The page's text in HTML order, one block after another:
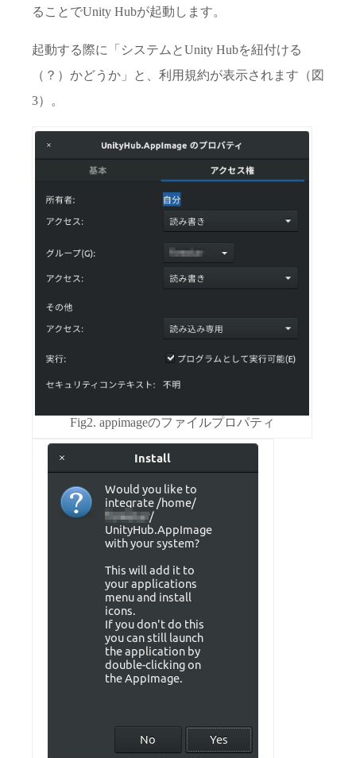
ることでUnity Hubが起動します。
起動する際に「システムとUnity Hubを紐付ける
（？）かどうか」と、利用規約が表示されます（図
3）。
Fig2. appimageのファイルプロパティ